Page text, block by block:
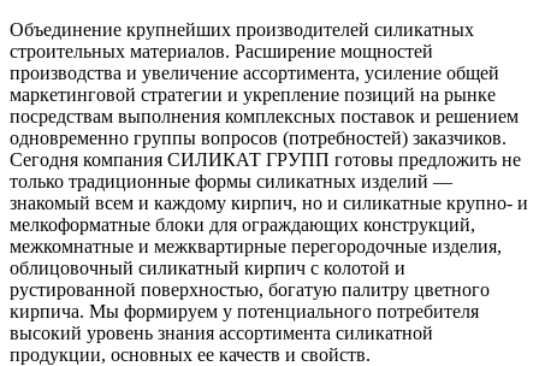
Объединение крупнейших производителей силикатных
строительных материалов. Расширение мощностей
производства и увеличение ассортимента, усиление общей
маркетинговой стратегии и укрепление позиций на рынке
посредствам выполнения комплексных поставок и решением
одновременно группы вопросов (потребностей) заказчиков.
Сегодня компания СИЛИКАТ ГРУПП готовы предложить не
только традиционные формы силикатных изделий —
знакомый всем и каждому кирпич, но и силикатные крупно- и
мелкоформатные блоки для ограждающих конструкций,
межкомнатные и межквартирные перегородочные изделия,
облицовочный силикатный кирпич с колотой и
рустированной поверхностью, богатую палитру цветного
кирпича. Мы формируем у потенциального потребителя
высокий уровень знания ассортимента силикатной
продукции, основных ее качеств и свойств.